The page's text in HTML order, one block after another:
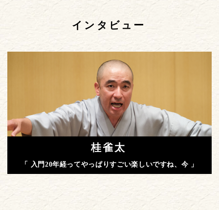
インタビュー
桂雀太
「 入門20年経ってやっぱりすごい楽しいですね、今 」